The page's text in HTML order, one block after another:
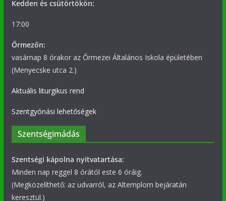
Kedden és csütörtökön:
17:00
Őrmezőn:
vasárnap 8 órakor az Őrmezei Általános Iskola épületében
(Menyecske utca 2.)
Aktuális liturgikus rend
Szentgyónási lehetőségek
Szentségimádás
Szentségi kápolna nyitvatartása:
Minden nap reggel 8 órától este 6 óráig.
(Megközelíthető: az udvarról, az Altemplom bejáratán
keresztül.)